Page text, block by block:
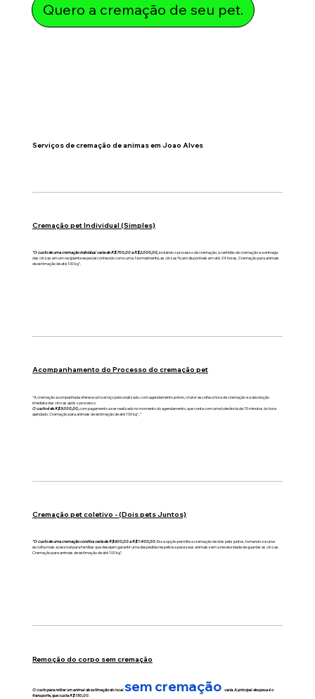
Quero a cremação de seu pet.
Serviços de cremação de animas em Joao Alves
Cremação pet Individual (Simples)
"O custo de uma cremação individual varia de R$700,00 a R$2.000,00, incluindo o processo de cremação, a certidão de cremação e a entrega
das cinzas em um recipiente especial conhecido como urna. Normalmente, as cinzas ficam disponíveis em até 24 horas. Cremação para animais
de estimação de até 100 kg".
Acompanhamento do Processo do cremação pet
"A cremação acompanhada oferece um serviço personalizado, com agendamento prévio, o tutor escolhe a hora de cremação e a devolução
imediata das cinzas após o processo.
O custo é de R$3.000,00, com pagamento a ser realizado no momento do agendamento, que conta com uma tolerância de 15 minutos do hora
ajendado. Cremação para animais de estimação de até 100 kg".."
Cremação pet coletivo - (Dois pets Juntos)
"O custo de uma cremação coletiva varia de R$600,00 a R$1.400,00. Essa opção permite a cremação de dois pets juntos, tornando-se uma
escolha mais acessível para famílias que desejam garantir uma despedida respeitosa para seus animais sem a necessidade de guardar as cinzas.
Cremação para animais de estimação de até 100 kg".
Remoção do corpo sem cremação
O custo para retirar um animal de estimação do localsem cremação varia. A principal despesa é o
transporte, que custa R$150,00.